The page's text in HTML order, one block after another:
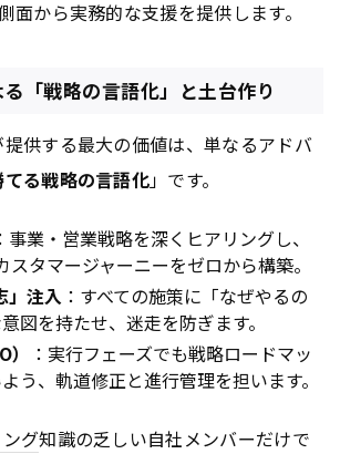
面から実務的な支援を提供します。
「戦略の言語化」と土台作り
供する最大の価値は、単なるアドバ
てる戦略の言語化」です。
事業・営業戦略を深くヒアリングし、
スタマージャーニーをゼロから構築。
」注入 ：すべての施策に「なぜやるの
図を持たせ、迷走を防ぎます。
：実行フェーズでも戦略ロードマッ
う、軌道修正と進行管理を担います。
グ知識の乏しい自社メンバーだけで